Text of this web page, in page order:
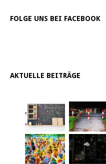
FOLGE UNS BEI FACEBOOK
AKTUELLE BEITRÄGE